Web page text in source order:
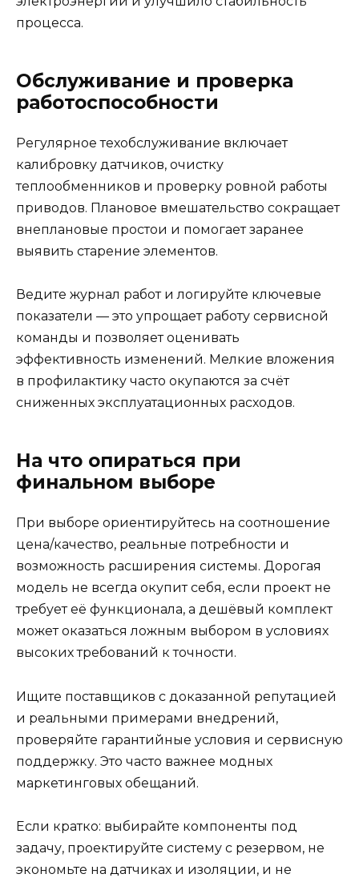
процесса.
Обслуживание и проверка
работоспособности
Регулярное техобслуживание включает
калибровку датчиков, очистку
теплообменников и проверку ровной работы
приводов. Плановое вмешательство сокращает
внеплановые простои и помогает заранее
выявить старение элементов.
Ведите журнал работ и логируйте ключевые
показатели — это упрощает работу сервисной
команды и позволяет оценивать
эффективность изменений. Мелкие вложения
в профилактику часто окупаются за счёт
сниженных эксплуатационных расходов.
На что опираться при
финальном выборе
При выборе ориентируйтесь на соотношение
цена/качество, реальные потребности и
возможность расширения системы. Дорогая
модель не всегда окупит себя, если проект не
требует её функционала, а дешёвый комплект
может оказаться ложным выбором в условиях
высоких требований к точности.
Ищите поставщиков с доказанной репутацией
и реальными примерами внедрений,
проверяйте гарантийные условия и сервисную
поддержку. Это часто важнее модных
маркетинговых обещаний.
Если кратко: выбирайте компоненты под
задачу, проектируйте систему с резервом, не
экономьте на датчиках и изоляции, и не